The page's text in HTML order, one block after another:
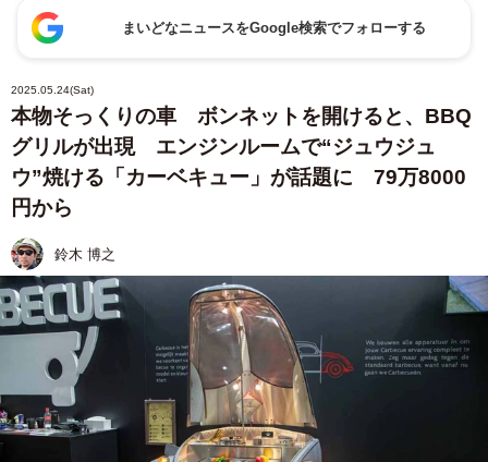
まいどなニュースをGoogle検索でフォローする
2025.05.24(Sat)
本物そっくりの車 ボンネットを開けると、BBQ
グリルが出現 エンジンルームで“ジュウジュ
ウ”焼ける「カーベキュー」が話題に 79万8000
円から
鈴木 博之